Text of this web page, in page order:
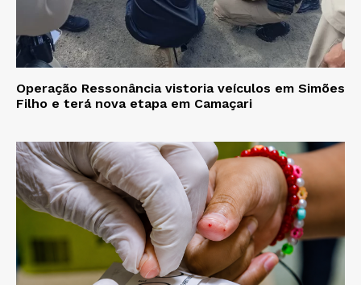
Operação Ressonância vistoria veículos em Simões
Filho e terá nova etapa em Camaçari